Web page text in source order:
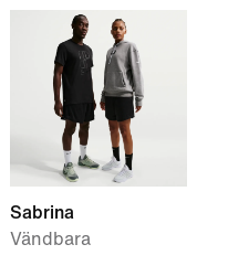
Sabrina
Vändbara